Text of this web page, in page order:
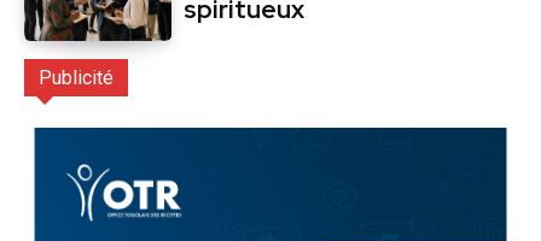
spiritueux
Publicité